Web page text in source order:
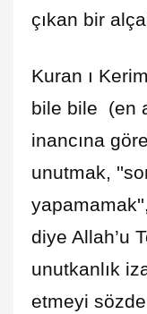
çıkan bir
Kuran ı
bile bile (en
inancına
unutmak,
diye Allah’u
unutkanlık
etmeyi